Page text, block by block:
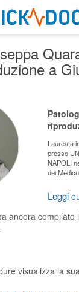
Motore di
Cerca uno
(NA)
CERCA
visita
rubrica in
a
Laureata
presso
NAPOLI
dei Medici
Leggi
ancora
visualizza la